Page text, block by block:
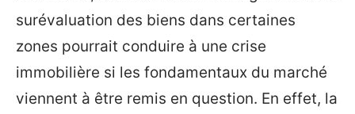
surévaluation des biens dans certaines
zones pourrait conduire à une crise
immobilière si les fondamentaux du marché
viennent à être remis en question. En effet, la